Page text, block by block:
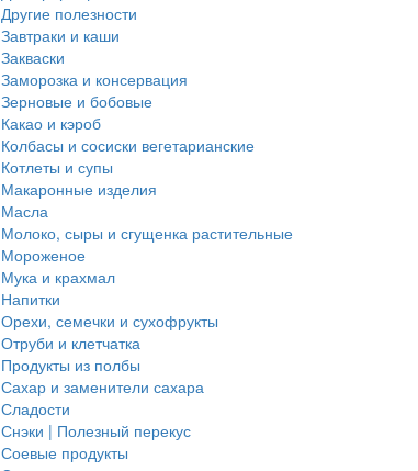
Другие полезности
Завтраки и каши
Закваски
Заморозка и консервация
Зерновые и бобовые
Какао и кэроб
Колбасы и сосиски вегетарианские
Котлеты и супы
Макаронные изделия
Масла
Молоко, сыры и сгущенка растительные
Мороженое
Мука и крахмал
Напитки
Орехи, семечки и сухофрукты
Отруби и клетчатка
Продукты из полбы
Сахар и заменители сахара
Сладости
Снэки | Полезный перекус
Соевые продукты